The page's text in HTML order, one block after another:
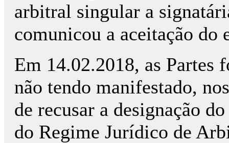
arbitral singular a
comunicou a aceitação do
Em 14.02.2018, as Partes
não tendo manifestado,
de recusar a designação
do Regime Jurídico de